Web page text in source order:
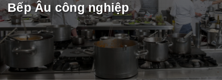
Bếp Âu công nghiệp
THIẾT BỊ NHÀ BẾP
THIẾT BỊ NHÀ BẾP CAO CẤP
MÁY CHẾ BIẾN THỰC PHẨM